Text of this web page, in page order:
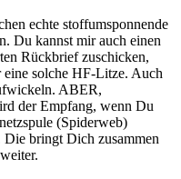
echte stoffumsponnende
Du kannst mir auch einen
Rückbrief zuschicken,
solche HF-Litze. Auch
ABER,
der Empfang, wenn Du
(Spiderweb)
Die bringt Dich zusammen